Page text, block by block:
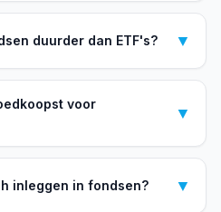
duurder dan ETF's? ▼
voor
▼
inleggen in fondsen? ▼